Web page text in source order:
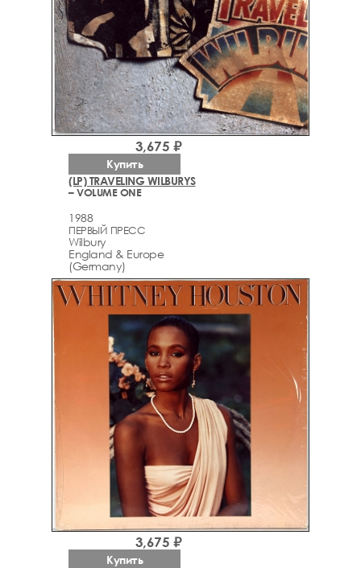
(LP) TRAVELING WILBURYS
– VOLUME ONE
1988
ПЕРВЫЙ ПРЕСС
Wilbury
England & Europe
(Germany)
3,675 ₽
Купить
3,675 ₽
Купить